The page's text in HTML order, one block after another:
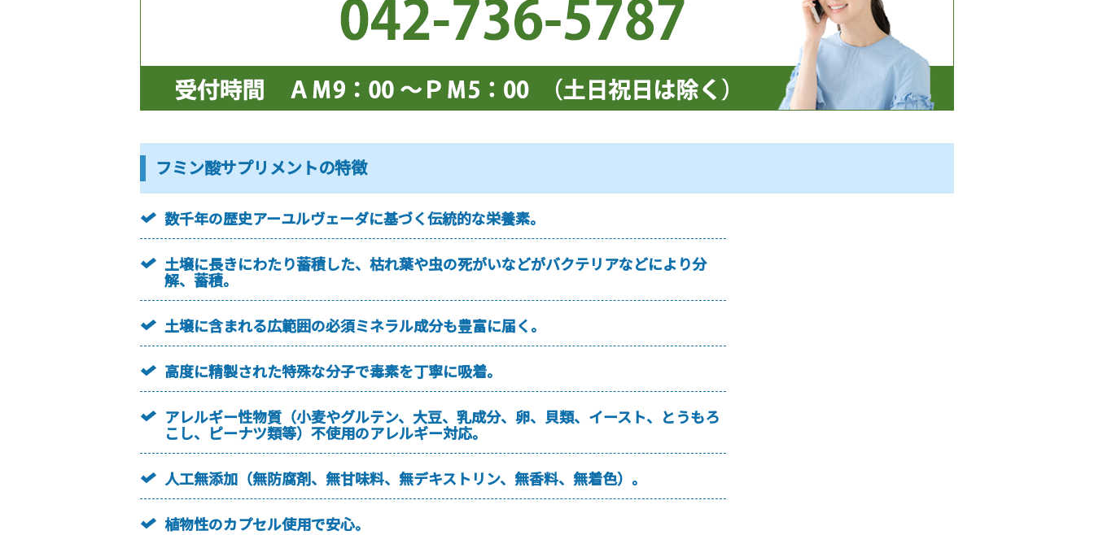
フミン酸サプリメントの特徴
数千年の歴史アーユルヴェーダに基づく伝統的な栄養素。
土壌に長きにわたり蓄積した、枯れ葉や虫の死がいなどがバクテリアなどにより分
解、蓄積。
土壌に含まれる広範囲の必須ミネラル成分も豊富に届く。
高度に精製された特殊な分子で毒素を丁寧に吸着。
アレルギー性物質（小麦やグルテン、大豆、乳成分、卵、貝類、イースト、とうもろ
こし、ピーナツ類等）不使用のアレルギー対応。
人工無添加（無防腐剤、無甘味料、無デキストリン、無香料、無着色）。
植物性のカプセル使用で安心。